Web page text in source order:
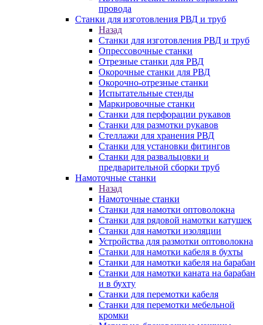
провода
Станки для изготовления РВД и труб
Назад
Станки для изготовления РВД и труб
Опрессовочные станки
Отрезные станки для РВД
Окорочные станки для РВД
Окорочно-отрезные станки
Испытательные стенды
Маркировочные станки
Станки для перфорации рукавов
Станки для размотки рукавов
Стеллажи для хранения РВД
Станки для установки фитингов
Станки для развальцовки и
предварительной сборки труб
Намоточные станки
Назад
Намоточные станки
Станки для намотки оптоволокна
Станки для рядовой намотки катушек
Станки для намотки изоляции
Устройства для размотки оптоволокна
Станки для намотки кабеля в бухты
Станки для намотки кабеля на барабан
Станки для намотки каната на барабан
и в бухту
Станки для перемотки кабеля
Станки для перемотки мебельной
кромки